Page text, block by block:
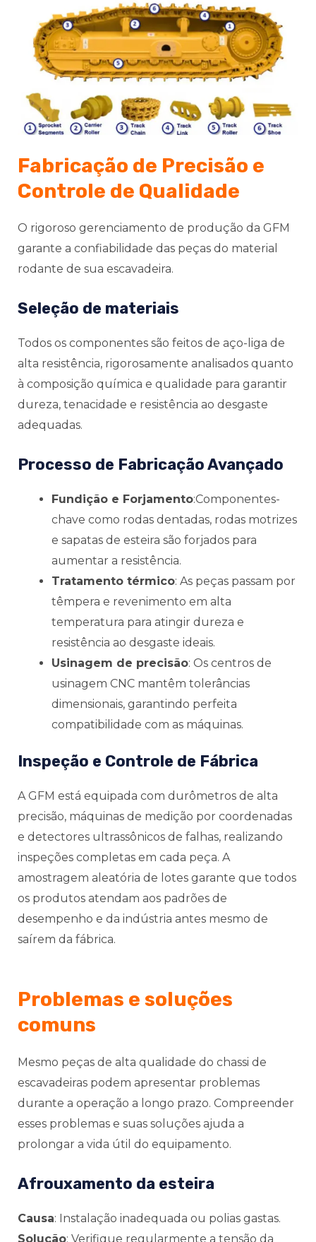
Fabricação de Precisão e
Controle de Qualidade
O rigoroso gerenciamento de produção da GFM
garante a confiabilidade das peças do material
rodante de sua escavadeira.
Seleção de materiais
Todos os componentes são feitos de aço-liga de
alta resistência, rigorosamente analisados quanto
à composição química e qualidade para garantir
dureza, tenacidade e resistência ao desgaste
adequadas.
Processo de Fabricação Avançado
Fundição e Forjamento:Componentes-
chave como rodas dentadas, rodas motrizes
e sapatas de esteira são forjados para
aumentar a resistência.
Tratamento térmico: As peças passam por
têmpera e revenimento em alta
temperatura para atingir dureza e
resistência ao desgaste ideais.
Usinagem de precisão: Os centros de
usinagem CNC mantêm tolerâncias
dimensionais, garantindo perfeita
compatibilidade com as máquinas.
Inspeção e Controle de Fábrica
A GFM está equipada com durômetros de alta
precisão, máquinas de medição por coordenadas
e detectores ultrassônicos de falhas, realizando
inspeções completas em cada peça. A
amostragem aleatória de lotes garante que todos
os produtos atendam aos padrões de
desempenho e da indústria antes mesmo de
saírem da fábrica.
Problemas e soluções
comuns
Mesmo peças de alta qualidade do chassi de
escavadeiras podem apresentar problemas
durante a operação a longo prazo. Compreender
esses problemas e suas soluções ajuda a
prolongar a vida útil do equipamento.
Afrouxamento da esteira
Causa: Instalação inadequada ou polias gastas.
Solução: Verifique regularmente a tensão da